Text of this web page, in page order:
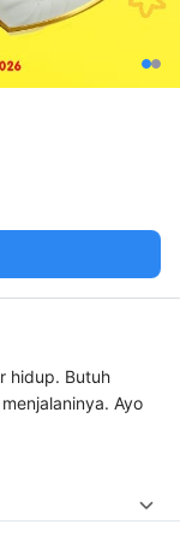
hidup. Butuh
Ayo